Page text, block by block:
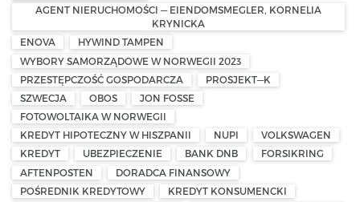
AGENT NIERUCHOMOŚCI — EIENDOMSMEGLER, KORNELIA
KRYNICKA
ENOVA
HYWIND TAMPEN
WYBORY SAMORZĄDOWE W NORWEGII 2023
PRZESTĘPCZOŚĆ GOSPODARCZA
PROSJEKT—K
SZWECJA
OBOS
JON FOSSE
FOTOWOLTAIKA W NORWEGII
KREDYT HIPOTECZNY W HISZPANII
NUPI
VOLKSWAGEN
KREDYT
UBEZPIECZENIE BANK DNB
FORSIKRING
AFTENPOSTEN
DORADCA FINANSOWY
POŚREDNIK KREDYTOWY
KREDYT KONSUMENCKI